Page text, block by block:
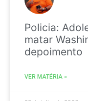
Policia:
matar
depoimento
VER MATÉRIA »